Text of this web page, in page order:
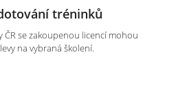
tréninků
ČR se zakoupenou licencí mohou
na vybraná školení.